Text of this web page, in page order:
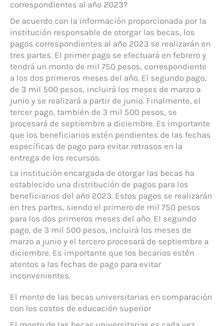
correspondientes al año 2023?
De acuerdo con la información proporcionada por la
institución responsable de otorgar las becas, los
pagos correspondientes al año 2023 se realizarán en
tres partes. El primer pago se efectuará en febrero y
tendrá un monto de mil 750 pesos, correspondiente
a los dos primeros meses del año. El segundo pago,
de 3 mil 500 pesos, incluirá los meses de marzo a
junio y se realizará a partir de junio. Finalmente, el
tercer pago, también de 3 mil 500 pesos, se
procesará de septiembre a diciembre. Es importante
que los beneficiarios estén pendientes de las fechas
específicas de pago para evitar retrasos en la
entrega de los recursos.
La institución encargada de otorgar las becas ha
establecido una distribución de pagos para los
beneficiarios del año 2023. Estos pagos se realizarán
en tres partes, siendo el primero de mil 750 pesos
para los dos primeros meses del año. El segundo
pago, de 3 mil 500 pesos, incluirá los meses de
marzo a junio y el tercero procesará de septiembre a
diciembre. Es importante que los becarios estén
atentos a las fechas de pago para evitar
inconvenientes.
El monto de las becas universitarias en comparación
con los costos de educación superior